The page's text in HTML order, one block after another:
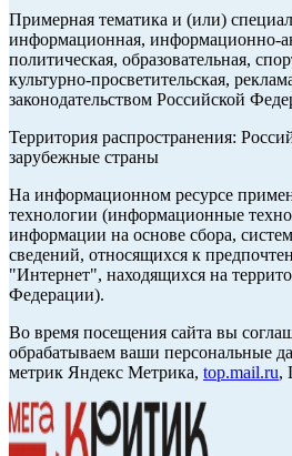
Примерная тематика и (или)
информационная, информационно-
политическая, образовательная,
культурно-просветительская,
законодательством Российской
Территория распространения:
зарубежные страны
На информационном ресурсе
технологии (информационные
информации на основе сбора,
сведений, относящихся к
"Интернет", находящихся на
Федерации).
Во время посещения сайта вы
обрабатываем ваши персональные
метрик Яндекс Метрика, top.mail.ru,